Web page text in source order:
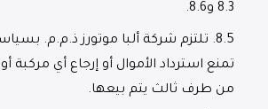
8.3 و8.6.
8.5. تلتزم شركة ألبا موتورز ذ.م.م.
تمنع استرداد الأموال أو إرجاع أي
من طرف ثالث يتم بيعها.